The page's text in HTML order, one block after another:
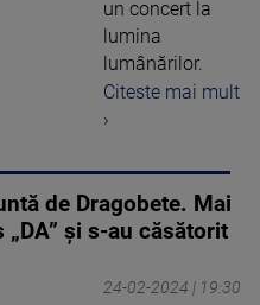
un concert la
lumina
lumânărilor.
Citeste mai mult
›
de Dragobete. Mai
și s-au căsătorit
24-02-2024 | 19:30